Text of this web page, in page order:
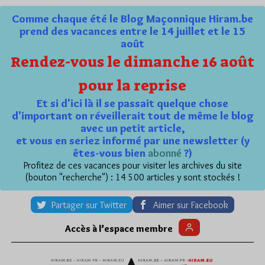
Comme chaque été le Blog Maçonnique Hiram.be
prend des vacances entre le 14 juillet et le 15
août
Rendez-vous le dimanche 16 août
pour la reprise
Et si d'ici là il se passait quelque chose
d'important on réveillerait tout de même le blog
avec un petit article,
et vous en seriez informé par une newsletter (y
êtes-vous bien abonné ?)
Profitez de ces vacances pour visiter les archives du site
(bouton "recherche") : 14 500 articles y sont stockés !
Partager sur Twitter Aimer sur Facebook
Accès à l’espace membre